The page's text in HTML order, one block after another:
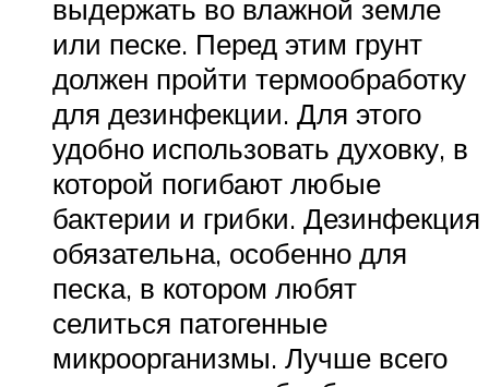
выдержать во влажной земле
или песке. Перед этим грунт
должен пройти термообработку
для дезинфекции. Для этого
удобно использовать духовку, в
которой погибают любые
бактерии и грибки. Дезинфекция
обязательна, особенно для
песка, в котором любят
селиться патогенные
микроорганизмы. Лучше всего